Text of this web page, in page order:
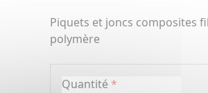
Piquets et joncs composites
polymère
Quantité